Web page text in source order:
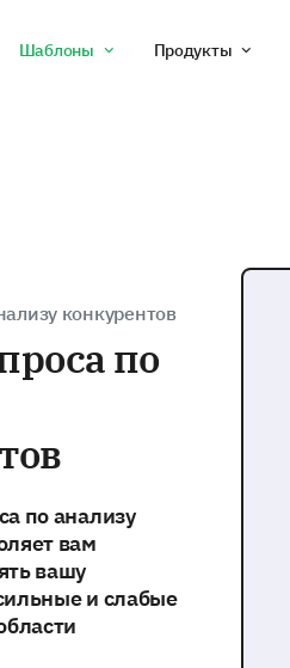
Шаблоны Продукты
конкурентов
по
по анализу
вам
вашу
и слабые